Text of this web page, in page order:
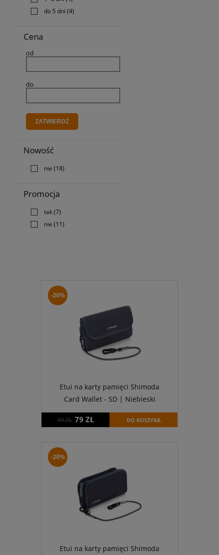
do 5 dni (4)
Cena
od
do
ZATWIERDŹ
Nowość
nie (18)
Promocja
tak(7)
nie (11)
Etui na karty pamięci Shimoda
Card Wallet - SD | Niebieski
99 ZŁ 79 ZŁ DO KOSZYKA
-20%
Etui na karty pamięci Shimoda
-20%